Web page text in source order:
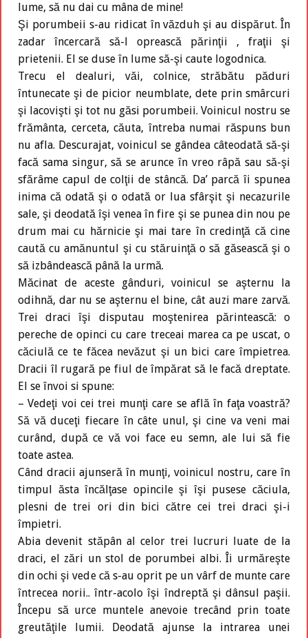
lume, să nu dai cu mâna de mine!
Şi porumbeii s-au ridicat în văzduh şi au dispărut. În
zadar încercară să-l oprească părinţii , fraţii şi
prietenii. El se duse în lume să-şi caute logodnica.
Trecu el dealuri, văi, colnice, străbătu păduri
întunecate şi de picior neumblate, dete prin smârcuri
şi lacovişti şi tot nu găsi porumbeii. Voinicul nostru se
frământa, cerceta, căuta, întreba numai răspuns bun
nu afla. Descurajat, voinicul se gândea câteodată să-şi
facă sama singur, să se arunce în vreo râpă sau să-şi
sfărâme capul de colţii de stâncă. Da’ parcă îi spunea
inima că odată şi o odată or lua sfârşit şi necazurile
sale, şi deodată îşi venea în fire şi se punea din nou pe
drum mai cu hărnicie şi mai tare în credinţă că cine
caută cu amănuntul şi cu stăruinţă o să găsească şi o
să izbândească până la urmă.
Măcinat de aceste gânduri, voinicul se aşternu la
odihnă, dar nu se aşternu el bine, cât auzi mare zarvă.
Trei draci îşi disputau moştenirea părintească: o
pereche de opinci cu care treceai marea ca pe uscat, o
căciulă ce te făcea nevăzut şi un bici care împietrea.
Dracii îl rugară pe fiul de împărat să le facă dreptate.
El se învoi si spune:
– Vedeţi voi cei trei munţi care se află în faţa voastră?
Să vă duceţi fiecare în câte unul, şi cine va veni mai
curând, după ce vă voi face eu semn, ale lui să fie
toate astea.
Când dracii ajunseră în munţi, voinicul nostru, care în
timpul ăsta încălţase opincile şi îşi pusese căciula,
plesni de trei ori din bici către cei trei draci şi-i
împietri.
Abia devenit stăpân al celor trei lucruri luate de la
draci, el zări un stol de porumbei albi. Îi urmăreşte
din ochi şi vede că s-au oprit pe un vârf de munte care
întrecea norii.. într-acolo îşi îndreptă şi dânsul paşii.
Începu să urce muntele anevoie trecând prin toate
greutăţile lumii. Deodată ajunse la intrarea unei